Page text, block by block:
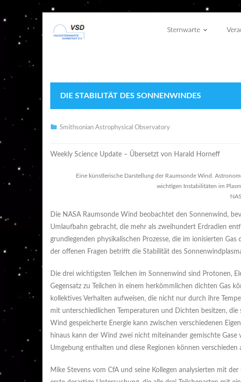
Sternwarte
DIE STABILITÄT DES SONNENWINDES
Smithsonian Astrophysical Observatory
Weekly Science Update – Übersetzt von Harald Horneff
Eine künstlerische Darstellung der Raumsonde Wind.
wichtigen Instabilitäten im
Die NASA Raumsonde Wind beobachtet den Sonnenwind,
Umlaufbahn gebracht, die mehr als zweihundert Erdradien
grundlegenden physikalischen Prozesse, die im ionisierten
der offenen Fragen betrifft die Stabilität des
Die drei wichtigsten Teilchen im Sonnenwind sind Protonen,
Gegensatz zu Teilchen in einem herkömmlichen dichten Gas
kollektives Verhalten aufweisen, die nicht nur durch ihre
mit unterschiedlichen Temperaturen und Dichten besitzen,
Wind gespeicherte Energie kann zwischen verschiedenen
hinaus kann der Wind zwei nicht miteinander gemischte
Umgebung enthalten und diese Regionen können
Mike Stevens vom CfA und seine Kollegen analysierten mit